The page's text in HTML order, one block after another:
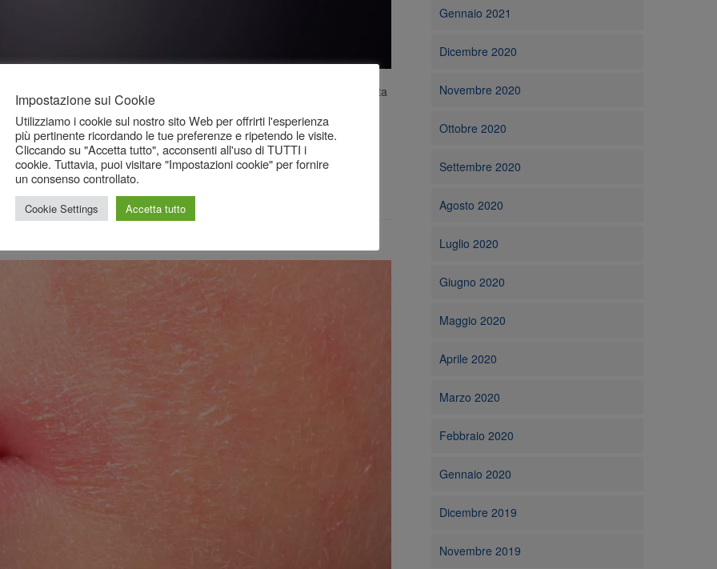
calorico, attività fisica mirata, approccio dietetetico e integrazione volta
con i rimedi naturali
Gennaio 2021
Dicembre 2020
Novembre 2020
Ottobre 2020
Settembre 2020
Agosto 2020
Luglio 2020
Giugno 2020
Maggio 2020
Aprile 2020
Marzo 2020
Febbraio 2020
Gennaio 2020
Dicembre 2019
Novembre 2019
Impostazione sui Cookie
Utilizziamo i cookie sul nostro sito Web per offrirti l'esperienza
più pertinente ricordando le tue preferenze e ripetendo le visite.
Cliccando su "Accetta tutto", acconsenti all'uso di TUTTI i
cookie. Tuttavia, puoi visitare "Impostazioni cookie" per fornire
un consenso controllato.
Cookie Settings Accetta tutto